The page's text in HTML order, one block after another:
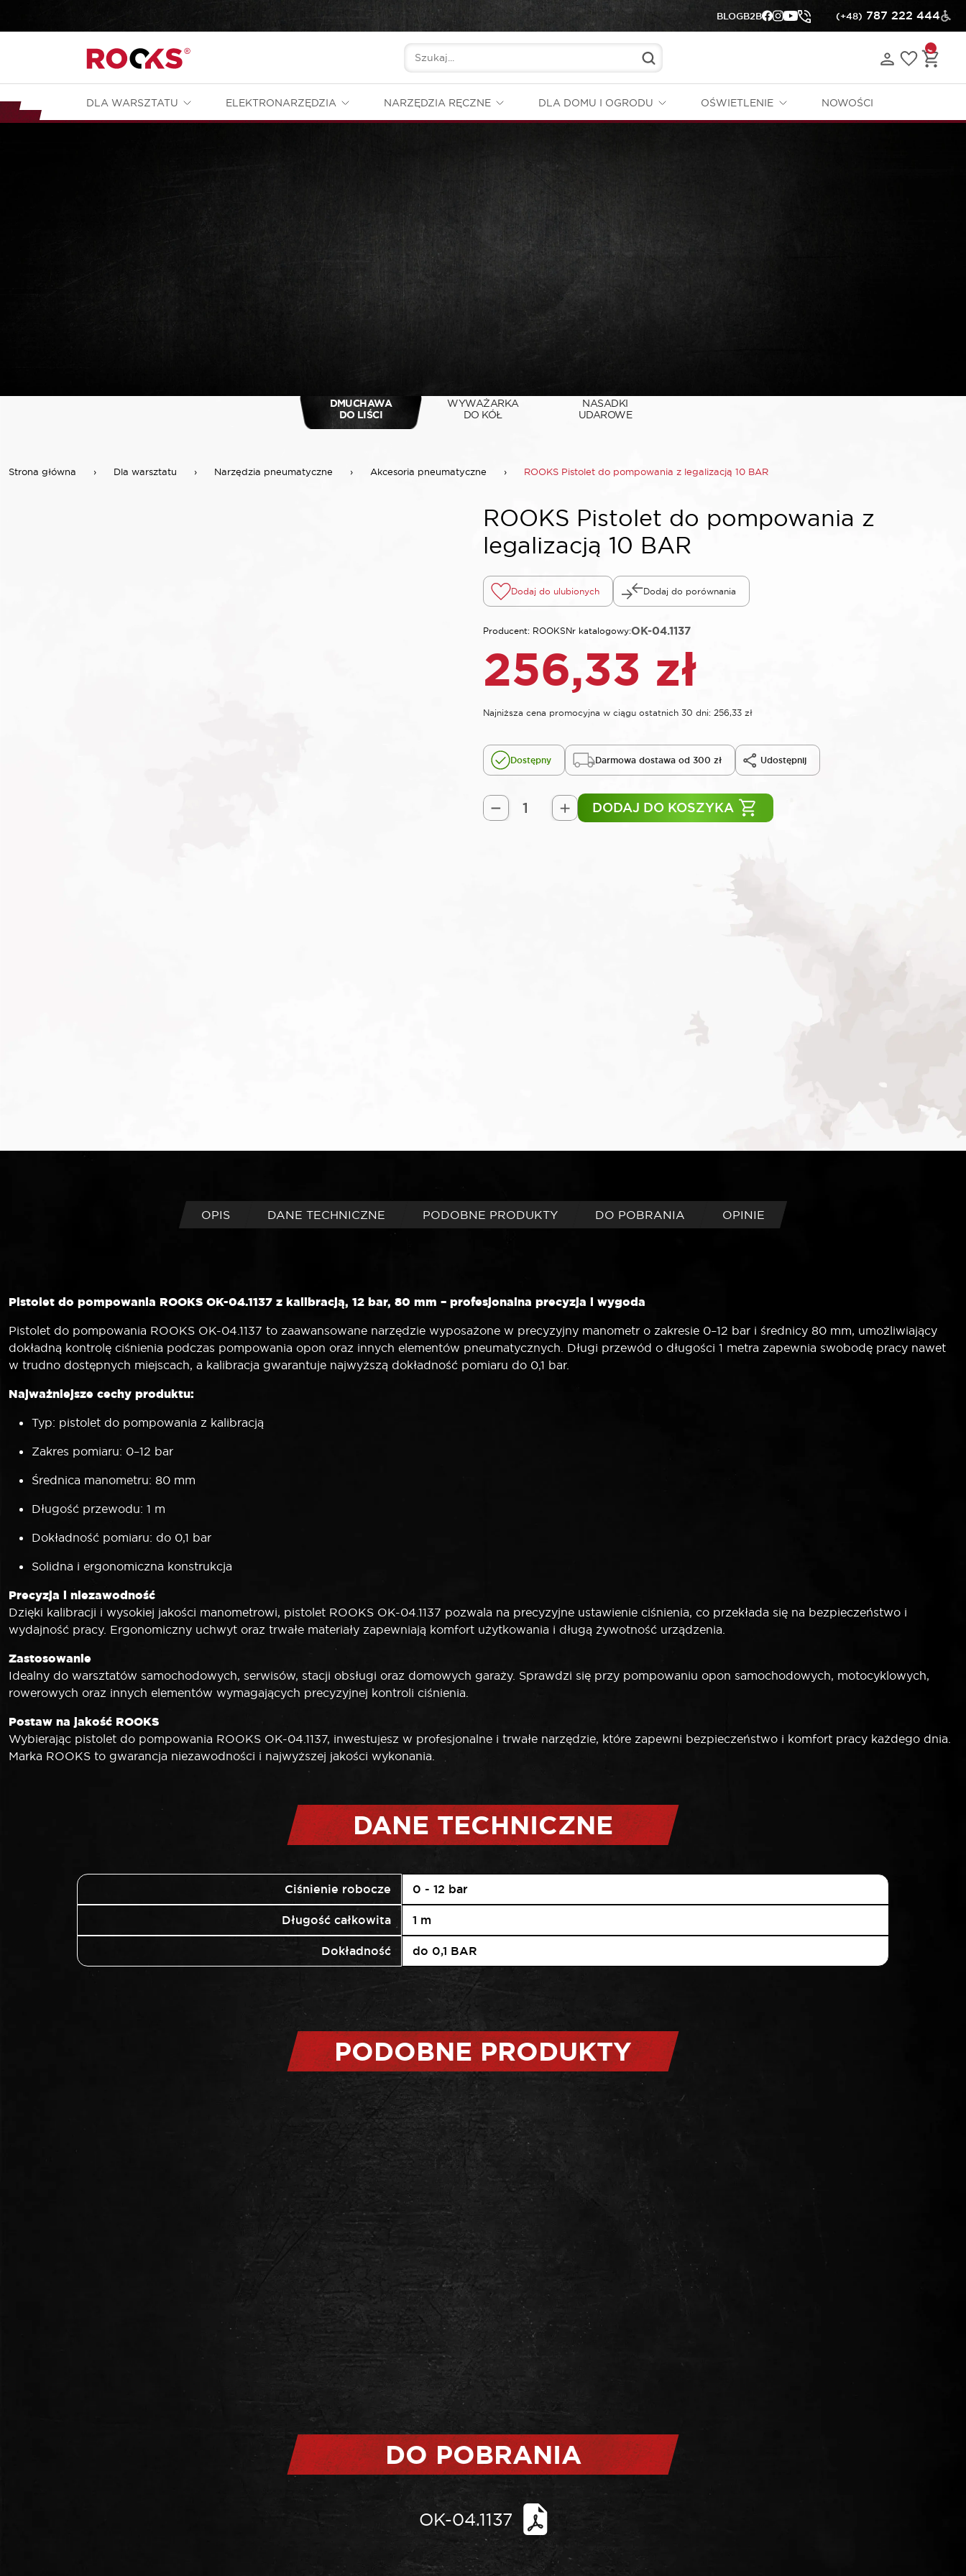
BLOGB2B (+48) 787 222 444
DLA WARSZTATU ELEKTRONARZĘDZIA NARZĘDZIA RĘCZNE DLA DOMU I OGRODU OŚWIETLENIE NOWOŚCI
DMUCHAWA
DO LIŚCI
WYWAŻARKA
DO KÓŁ
NASADKI
UDAROWE
Strona główna › Dla warsztatu › Narzędzia pneumatyczne › Akcesoria pneumatyczne › ROOKS Pistolet do pompowania z legalizacją 10 BAR
ROOKS Pistolet do pompowania z
legalizacją 10 BAR
Dodaj do ulubionych Dodaj do porównania
Producent: ROOKSNr katalogowy:OK-04.1137
256,33 zł
Najniższa cena promocyjna w ciągu ostatnich 30 dni: 256,33 zł
Dostępny Darmowa dostawa od 300 zł Udostępnij
ilość
DODAJ DO KOSZYKA
OPIS DANE TECHNICZNE PODOBNE PRODUKTY DO POBRANIA OPINIE
Pistolet do pompowania ROOKS OK-04.1137 z kalibracją, 12 bar, 80 mm – profesjonalna precyzja i wygoda
Pistolet do pompowania ROOKS OK-04.1137 to zaawansowane narzędzie wyposażone w precyzyjny manometr o zakresie 0–12 bar i średnicy 80 mm, umożliwiający
dokładną kontrolę ciśnienia podczas pompowania opon oraz innych elementów pneumatycznych. Długi przewód o długości 1 metra zapewnia swobodę pracy nawet
w trudno dostępnych miejscach, a kalibracja gwarantuje najwyższą dokładność pomiaru do 0,1 bar.
Najważniejsze cechy produktu:
Typ: pistolet do pompowania z kalibracją
Zakres pomiaru: 0–12 bar
Średnica manometru: 80 mm
Długość przewodu: 1 m
Dokładność pomiaru: do 0,1 bar
Solidna i ergonomiczna konstrukcja
Precyzja i niezawodność
Dzięki kalibracji i wysokiej jakości manometrowi, pistolet ROOKS OK-04.1137 pozwala na precyzyjne ustawienie ciśnienia, co przekłada się na bezpieczeństwo i
wydajność pracy. Ergonomiczny uchwyt oraz trwałe materiały zapewniają komfort użytkowania i długą żywotność urządzenia.
Zastosowanie
Idealny do warsztatów samochodowych, serwisów, stacji obsługi oraz domowych garaży. Sprawdzi się przy pompowaniu opon samochodowych, motocyklowych,
rowerowych oraz innych elementów wymagających precyzyjnej kontroli ciśnienia.
Postaw na jakość ROOKS
Wybierając pistolet do pompowania ROOKS OK-04.1137, inwestujesz w profesjonalne i trwałe narzędzie, które zapewni bezpieczeństwo i komfort pracy każdego dnia.
Marka ROOKS to gwarancja niezawodności i najwyższej jakości wykonania.
DANE TECHNICZNE
Ciśnienie robocze 0 - 12 bar
Długość całkowita 1 m
Dokładność do 0,1 BAR
PODOBNE PRODUKTY
DO POBRANIA
OK-04.1137